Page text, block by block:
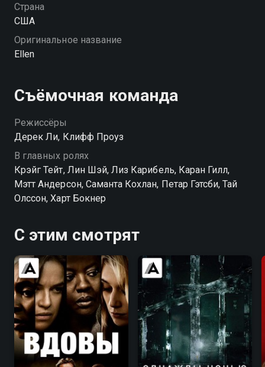
Страна
США
Оригинальное название
Ellen
Съёмочная команда
Режиссёры
Дерек Ли, Клифф Проуз
В главных ролях
Крэйг Тейт, Лин Шэй, Лиз Карибель, Каран Гилл,
Мэтт Андерсон, Саманта Кохлан, Петар Гэтсби, Тай
Олссон, Харт Бокнер
С этим смотрят